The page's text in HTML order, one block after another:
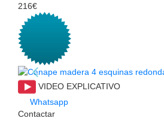
216€
VIDEO EXPLICATIVO
Whatsapp
Contactar